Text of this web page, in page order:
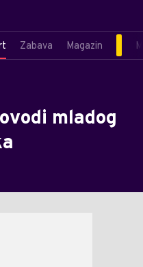
Zabava Magazin
mladog